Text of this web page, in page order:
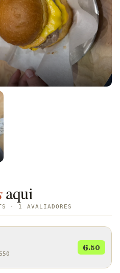
aqui
· 1 AVALIADORES
6.50